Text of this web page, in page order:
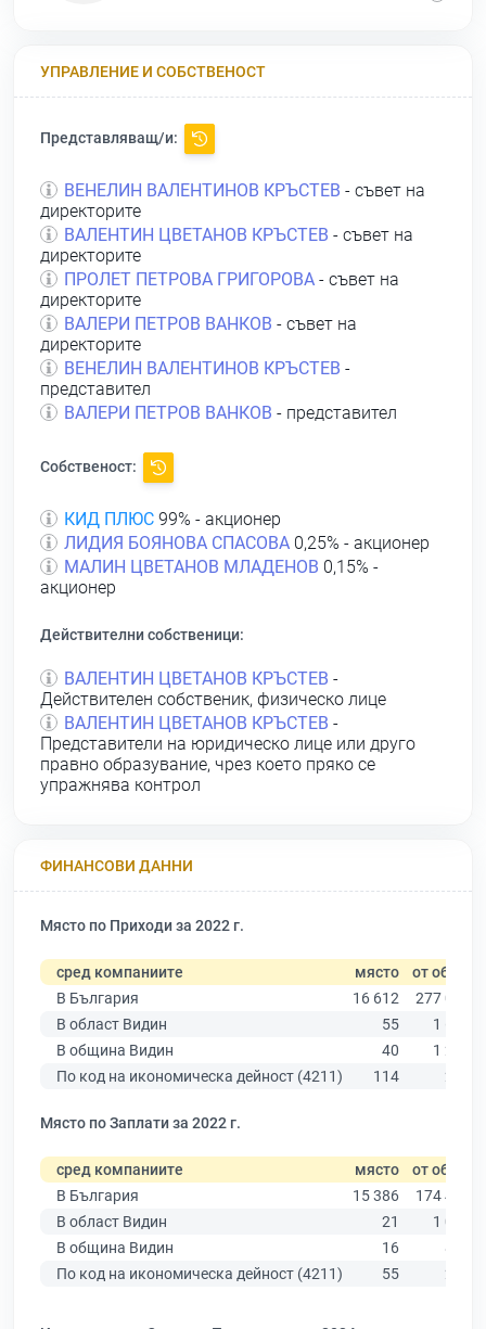
УПРАВЛЕНИЕ И СОБСТВЕНОСТ
Представляващ/и:
ВЕНЕЛИН ВАЛЕНТИНОВ КРЪСТЕВ - съвет на
директорите
ВАЛЕНТИН ЦВЕТАНОВ КРЪСТЕВ - съвет на
директорите
ПРОЛЕТ ПЕТРОВА ГРИГОРОВА - съвет на
директорите
ВАЛЕРИ ПЕТРОВ ВАНКОВ - съвет на
директорите
ВЕНЕЛИН ВАЛЕНТИНОВ КРЪСТЕВ -
представител
ВАЛЕРИ ПЕТРОВ ВАНКОВ - представител
Собственост:
КИД ПЛЮС 99% - акционер
ЛИДИЯ БОЯНОВА СПАСОВА 0,25% - акционер
МАЛИН ЦВЕТАНОВ МЛАДЕНОВ 0,15% -
акционер
Действителни собственици:
ВАЛЕНТИН ЦВЕТАНОВ КРЪСТЕВ -
Действителен собственик, физическо лице
ВАЛЕНТИН ЦВЕТАНОВ КРЪСТЕВ -
Представители на юридическо лице или друго
правно образувание, чрез което пряко се
упражнява контрол
ФИНАНСОВИ ДАННИ
Място по Приходи за 2022 г.
сред компаниите място от общо
В България
16 612
277 019
В област Видин
55
1 629
В община Видин
40
1 283
По код на икономическа дейност (4211)
114 276
Място по Заплати за 2022 г.
сред компаниите място от общо
В България
15 386
174 403
В област Видин
21
1 074
В община Видин
16
853
По код на икономическа дейност (4211)
55 250